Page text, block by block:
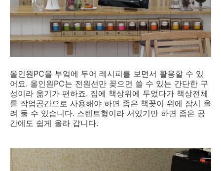
올인원PC을 부엌에 두어 레시피를 보면서 활용할 수 있
어요. 올인원PC는 전원선만 꽂으면 쓸 수 있는 간단한 구
성이라 옮기가 편하죠. 집에 책상위에 두었다가 책상전체
를 작업공간으로 사용해야 하면 좁은 책꽂이 위에 잠시 올
려 둘 수 있습니다. 스텐트형이라 서있기만 하면 좁은 공
간에도 쉽게 올라 갑니다.